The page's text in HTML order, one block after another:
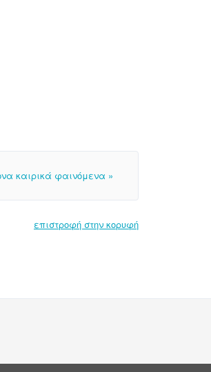
καιρικά φαινόμενα »
επιστροφή στην κορυφή